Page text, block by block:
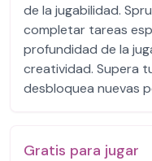
de la jugabilidad.
completar tareas
profundidad de la
creatividad. Supera
desbloquea nuevas
Gratis para jugar